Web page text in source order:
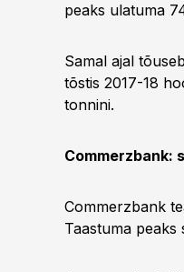
peaks ulatuma
Samal ajal
tõstis 2017-18
tonnini.
Commerzbank:
Commerzbank
Taastuma